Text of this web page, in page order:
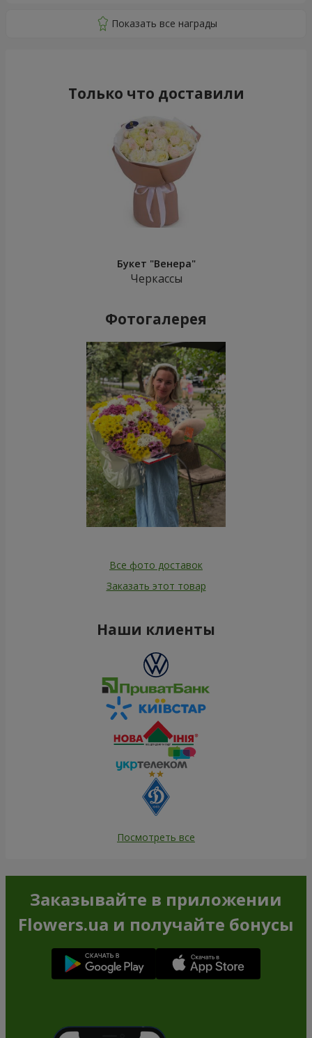
Только что доставили
Букет "Венера"
Черкассы
Фотогалерея
Все фото доставок
Заказать этот товар
Наши клиенты
Посмотреть все
Заказывайте в приложении
Flowers.ua и получайте бонусы